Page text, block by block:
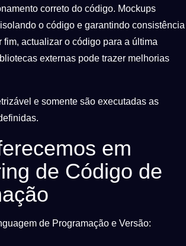
correto do código. Mockups
o código e garantindo consistência
fim, actualizar o código para a última
externas pode trazer melhorias
e somente são executadas as
em
de Código de
de Programação e Versão: